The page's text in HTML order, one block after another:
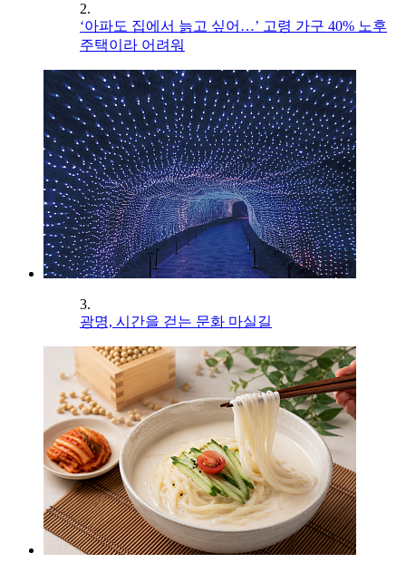
2.
‘아파도 집에서 늙고 싶어…’ 고령 가구 40% 노후
주택이라 어려워
3.
광명, 시간을 걷는 문화 마실길